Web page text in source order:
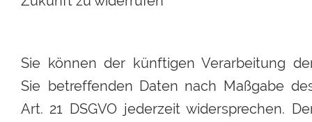
Sie können der künftigen Verarbeitung
Sie betreffenden Daten nach Maßgabe
Art. 21 DSGVO jederzeit widersprechen.